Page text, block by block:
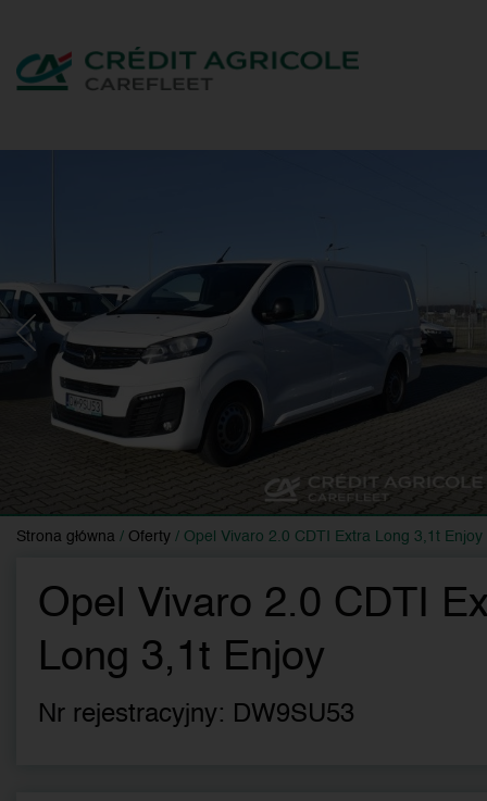
Strona główna / Oferty / Opel Vivaro 2.0 CDTI Extra Long 3,1t Enjoy
Opel Vivaro 2.0 CDTI
Long 3,1t Enjoy
Nr rejestracyjny: DW9SU53